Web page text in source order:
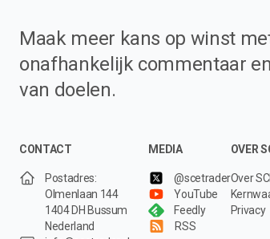
Maak meer kans op winst
onafhankelijk commentaar
van doelen.
CONTACT
Postadres:
Olmenlaan 144
1404 DH Bussum
Nederland
MEDIA
@scetrader
YouTube
Feedly
RSS
OVER
Over
Privacy